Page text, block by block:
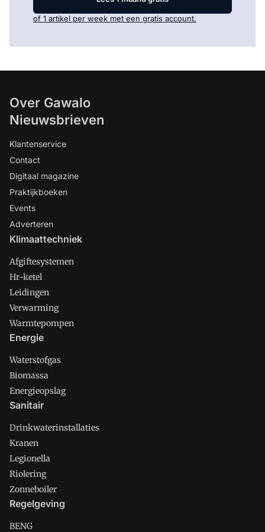
of 1 artikel per week met een gratis account.
Over Gawalo
Nieuwsbrieven
Klantenservice
Contact
Digitaal magazine
Praktijkboeken
Events
Adverteren
Klimaattechniek
Afgiftesystemen
Hr-ketel
Leidingen
Verwarming
Warmtepompen
Energie
Waterstofgas
Biomassa
Energieopslag
Sanitair
Drinkwaterinstallaties
Kranen
Legionella
Riolering
Zonneboiler
Regelgeving
BENG